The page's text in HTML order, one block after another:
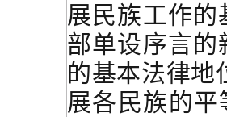
展民族工作
部单设序言
的基本法律地
展各民族的